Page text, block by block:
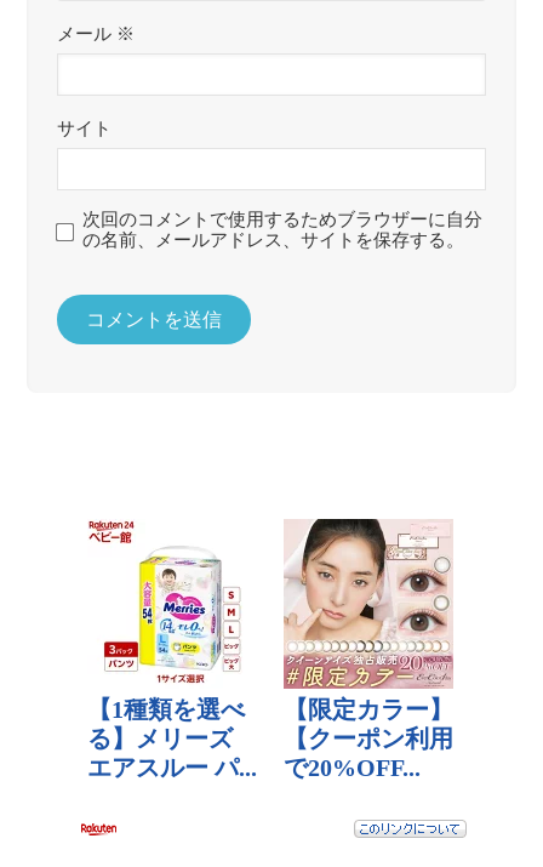
メール ※
サイト
次回のコメントで使用するためブラウザーに自分
の名前、メールアドレス、サイトを保存する。